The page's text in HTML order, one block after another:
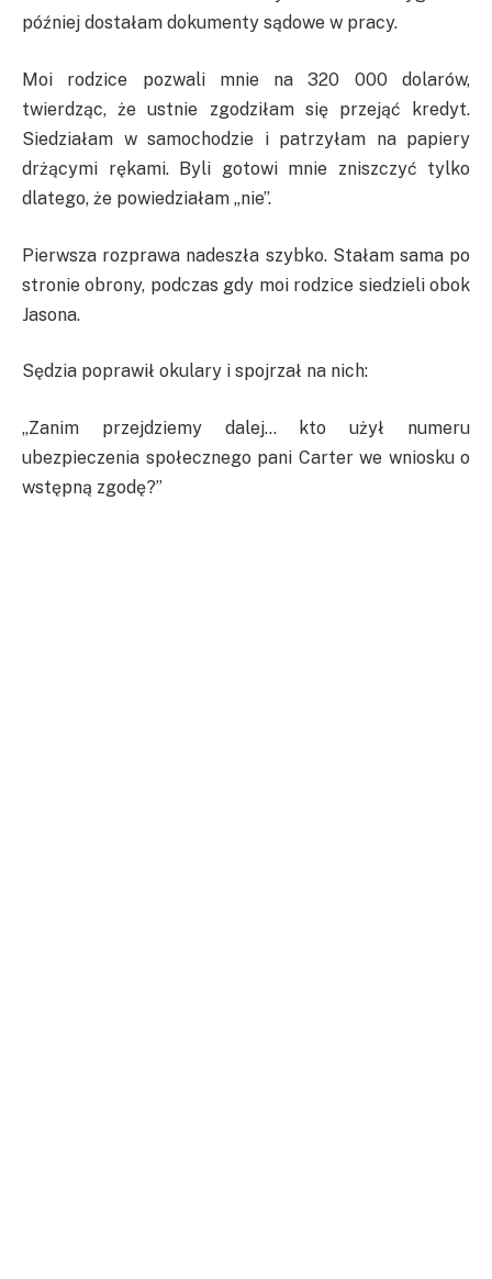
później dostałam dokumenty sądowe w pracy.
Moi rodzice pozwali mnie na 320 000 dolarów,
twierdząc, że ustnie zgodziłam się przejąć kredyt.
Siedziałam w samochodzie i patrzyłam na papiery
drżącymi rękami. Byli gotowi mnie zniszczyć tylko
dlatego, że powiedziałam „nie”.
Pierwsza rozprawa nadeszła szybko. Stałam sama po
stronie obrony, podczas gdy moi rodzice siedzieli obok
Jasona.
Sędzia poprawił okulary i spojrzał na nich:
„Zanim przejdziemy dalej… kto użył numeru
ubezpieczenia społecznego pani Carter we wniosku o
wstępną zgodę?”